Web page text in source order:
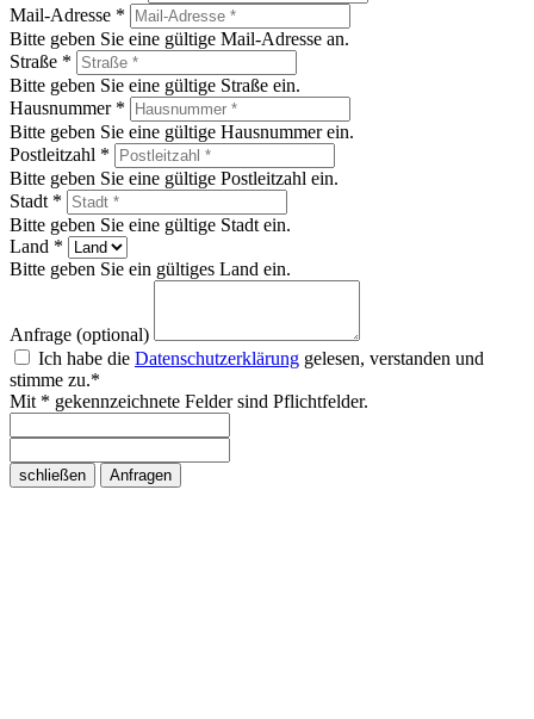
Mail-Adresse *
Bitte geben Sie eine gültige Mail-Adresse an.
Straße *
Bitte geben Sie eine gültige Straße ein.
Hausnummer *
Bitte geben Sie eine gültige Hausnummer ein.
Postleitzahl *
Bitte geben Sie eine gültige Postleitzahl ein.
Stadt *
Bitte geben Sie eine gültige Stadt ein.
Land *
Bitte geben Sie ein gültiges Land ein.
Anfrage (optional)
Ich habe die Datenschutzerklärung gelesen, verstanden und
stimme zu.*
Mit * gekennzeichnete Felder sind Pflichtfelder.
schließen Anfragen